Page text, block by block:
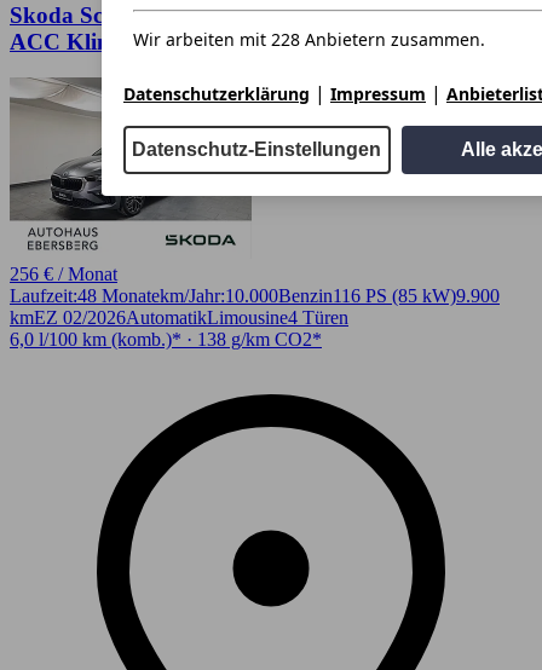
Skoda Scala TSI DSG 85 KW Tour SpurW AUT
ACC KlimaA LM
256 € / Monat
Laufzeit:48 Monatekm/Jahr:10.000Benzin116 PS (85 kW)9.900
kmEZ 02/2026AutomatikLimousine4 Türen
6,0 l/100 km (komb.)* · 138 g/km CO2*
Wir arbeiten mit 228 Anbietern zusammen.
Datenschutzerklärung | Impressum |
Datenschutz-Einstellungen Alle